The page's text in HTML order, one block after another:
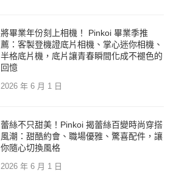
將畢業年份刻上相機！ Pinkoi 畢業季推
薦：客製登機證底片相機、掌心迷你相機、
半格底片機，底片讓青春瞬間化成不褪色的
回憶
2026 年 6 月 1 日
蕾絲不只甜美！Pinkoi 揭蕾絲百變時尚穿搭
風潮：甜酷約會、職場優雅、驚喜配件，讓
你隨心切換風格
2026 年 6 月 1 日